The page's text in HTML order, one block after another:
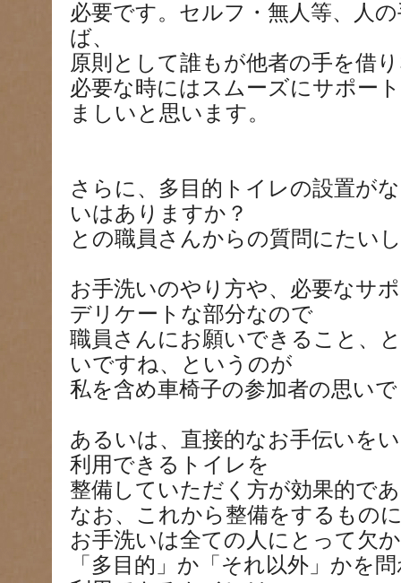
必要です。セルフ・無人等、人
ば、
原則として誰もが他者の手を借
必要な時にはスムーズにサポー
ましいと思います。
さらに、多目的トイレの設置が
いはありますか？
との職員さんからの質問にたい
お手洗いのやり方や、必要なサ
デリケートな部分なので
職員さんにお願いできること、
いですね、というのが
私を含め車椅子の参加者の思い
あるいは、直接的なお手伝いを
利用できるトイレを
整備していただく方が効果的で
なお、これから整備をするもの
お手洗いは全ての人にとって欠
「多目的」か「それ以外」かを